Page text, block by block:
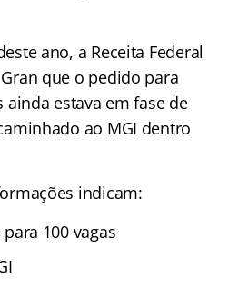
ano, a Receita Federal
que o pedido para
estava em fase de
ao MGI dentro
indicam:
100 vagas